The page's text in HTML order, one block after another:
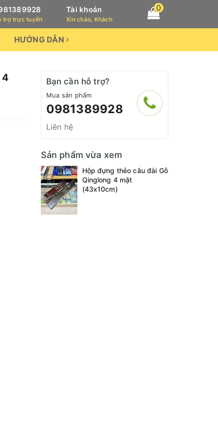
trợ trực tuyến
Tài khoản
Xin chào, Khách
0
HƯỚNG DẪN
4 Bạn cần hỗ trợ?
Mua sản phẩm
0981389928
Liên hệ
Sản phẩm vừa xem
Hộp đựng thẻo câu đài Gỗ
Qinglong 4 mặt
(43x10cm)